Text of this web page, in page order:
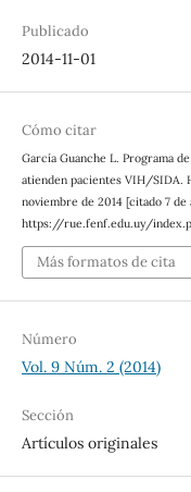
Publicado
2014-11-01
Cómo citar
García Guanche L. Programa
atienden pacientes VIH/SIDA.
noviembre de 2014 [citado 7
https://rue.fenf.edu.uy/
Más formatos de cita
Número
Vol. 9 Núm. 2 (2014)
Sección
Artículos originales